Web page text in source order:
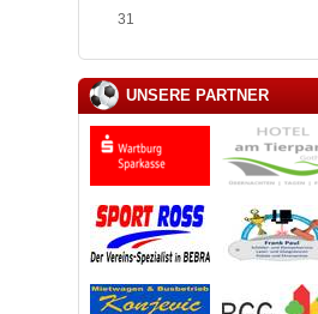
31
UNSERE PARTNER